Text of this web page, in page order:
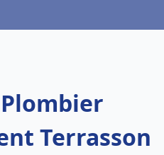
Terrasson